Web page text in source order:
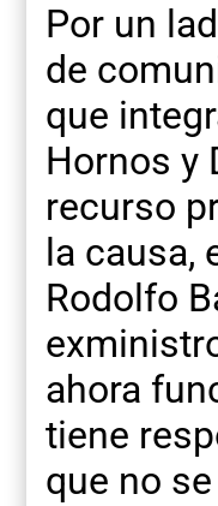
Por un
de
que
Hornos y
recurso
la causa,
Rodolfo
ahora
tiene
que no